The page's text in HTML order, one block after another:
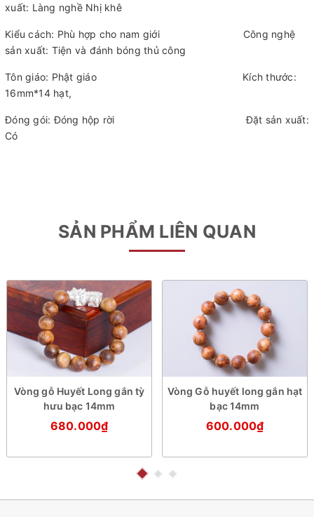
xuất: Làng nghề Nhị khê
Kiểu cách: Phù hợp cho nam giới Công nghệ
sản xuất: Tiện và đánh bóng thủ công
Tôn giáo: Phật giáo Kích thước:
16mm*14 hạt,
Đóng gói: Đóng hộp rời Đặt sản xuất:
Có
SẢN PHẨM LIÊN QUAN
Vòng gỗ Huyết Long gắn tỳ
hưu bạc 14mm
680.000₫
Vòng Gỗ huyết long gắn hạt
bạc 14mm
600.000₫